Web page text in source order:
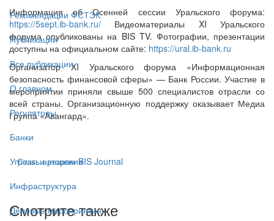
Рекомендации ФСТЭК
Публикации
Все публикации
О главном
Регуляторы
Банки
Угрозы и решения
Инфраструктура
Деловые мероприятия
Информация об Осенней сессии Уральского форума:
https://5sept.ib-bank.ru/ Видеоматериалы XI Уральского
форума опубликованы на BIS TV. Фотографии, презентации
доступны на официальном сайте: https://ural.ib-bank.ru
Организатор XI Уральского форума «Информационная
безопасность финансовой сферы» — Банк России. Участие в
мероприятии приняли свыше 500 специалистов отрасли со
всей страны. Организационную поддержку оказывает Медиа
Группа «Авангард».
Стать автором BIS Journal
Смотрите также